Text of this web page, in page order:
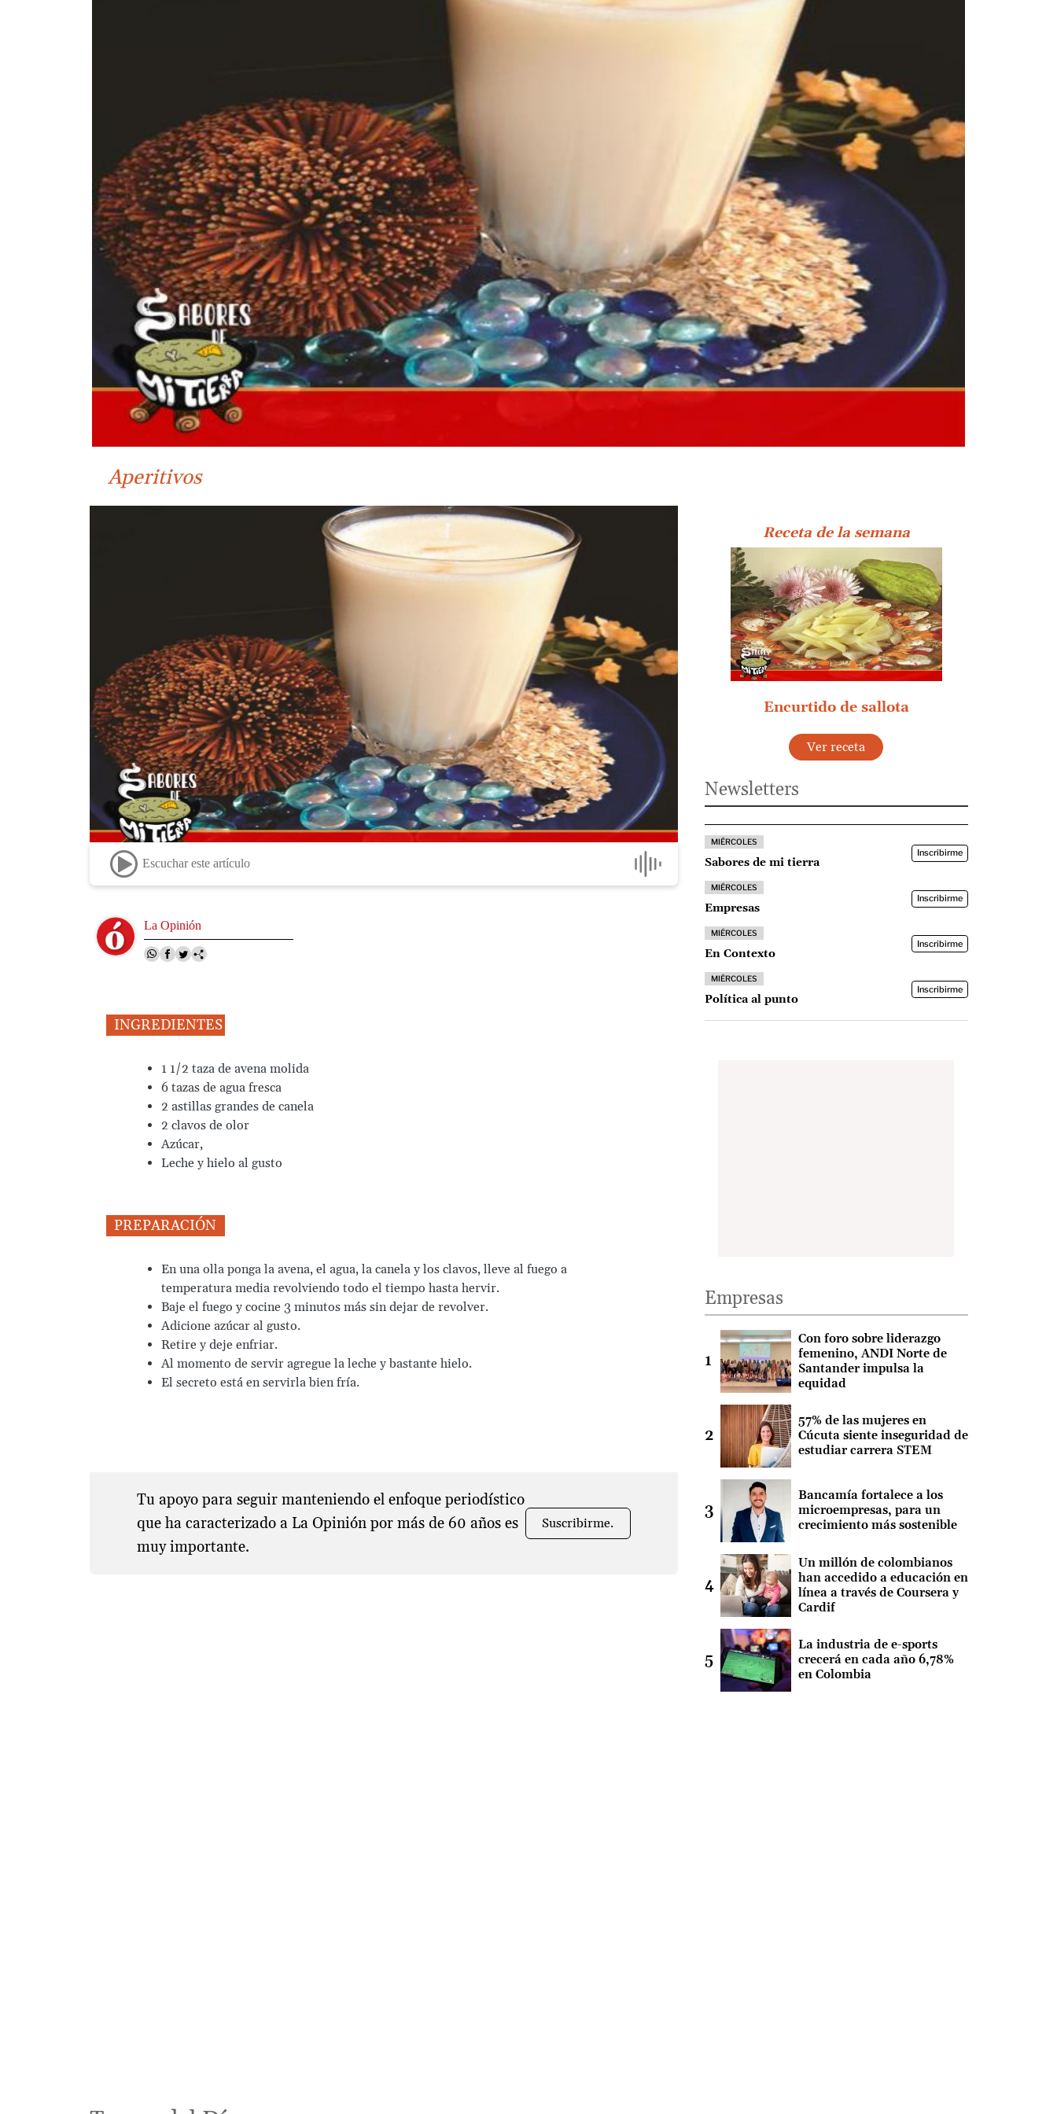
Aperitivos
Escuchar este artículo
Image La Opinión
INGREDIENTES
1 1/2 taza de avena molida
6 tazas de agua fresca
2 astillas grandes de canela
2 clavos de olor
Azúcar,
Leche y hielo al gusto
PREPARACIÓN
En una olla ponga la avena, el agua, la canela y los clavos, lleve al fuego a
temperatura media revolviendo todo el tiempo hasta hervir.
Baje el fuego y cocine 3 minutos más sin dejar de revolver.
Adicione azúcar al gusto.
Retire y deje enfriar.
Al momento de servir agregue la leche y bastante hielo.
El secreto está en servirla bien fría.
Tu apoyo para seguir manteniendo el enfoque periodístico
que ha caracterizado a La Opinión por más de 60 años es
muy importante.
Suscribirme.
Receta de la semana
Encurtido de sallota
Ver receta
Newsletters
MIÉRCOLES
Sabores de mi tierra
Inscribirme
MIÉRCOLES
Empresas
Inscribirme
MIÉRCOLES
En Contexto
Inscribirme
MIÉRCOLES
Política al punto
Inscribirme
Empresas
Con foro sobre liderazgo
femenino, ANDI Norte de
Santander impulsa la
equidad
57% de las mujeres en
Cúcuta siente inseguridad de
estudiar carrera STEM
Bancamía fortalece a los
microempresas, para un
crecimiento más sostenible
Un millón de colombianos
han accedido a educación en
línea a través de Coursera y
Cardif
La industria de e-sports
crecerá en cada año 6,78%
en Colombia